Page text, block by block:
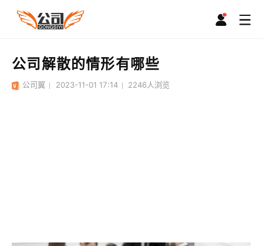
公司解散的情形有哪些
公司翼 2023-11-01 17:14 2246人浏览